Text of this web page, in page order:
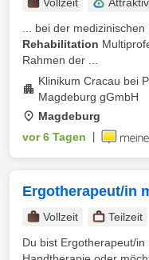
... bei der
Rehabilitation
Rahmen der ...
Klinikum Cracau bei
Magdeburg gGmbH
Magdeburg
vor 6 Tagen
Ergotherapeut/in
Vollzeit
Teilzeit
Du bist Ergotherapeut/